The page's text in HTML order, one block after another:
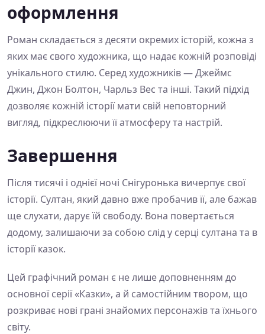
оформлення
Роман складається з десяти окремих історій, кожна з
яких має свого художника, що надає кожній розповіді
унікального стилю. Серед художників — Джеймс
Джин, Джон Болтон, Чарльз Вес та інші. Такий підхід
дозволяє кожній історії мати свій неповторний
вигляд, підкреслюючи її атмосферу та настрій.
Завершення
Після тисячі і однієї ночі Снігуронька вичерпує свої
історії. Султан, який давно вже пробачив її, але бажав
ще слухати, дарує їй свободу. Вона повертається
додому, залишаючи за собою слід у серці султана та в
історії казок.
Цей графічний роман є не лише доповненням до
основної серії «Казки», а й самостійним твором, що
розкриває нові грані знайомих персонажів та їхнього
світу.